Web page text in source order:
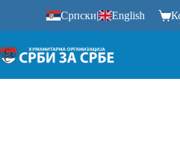
Српски| English